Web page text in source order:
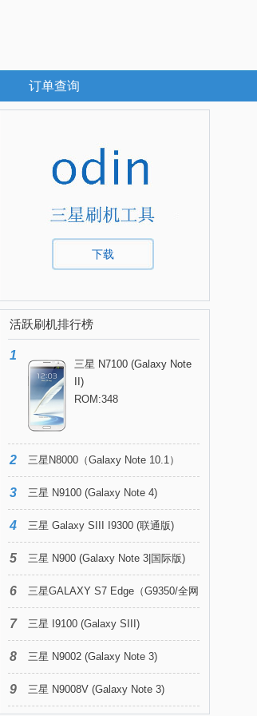
订单查询
下载
活跃刷机排行榜
1
三星 N7100 (Galaxy Note
II)
ROM:348
2 三星N8000（Galaxy Note 10.1）
3 三星 N9100 (Galaxy Note 4)
4 三星 Galaxy SIII I9300 (联通版)
5 三星 N900 (Galaxy Note 3|国际版)
6 三星GALAXY S7 Edge（G9350/全网
通）
7 三星 I9100 (Galaxy SIII)
8 三星 N9002 (Galaxy Note 3)
9 三星 N9008V (Galaxy Note 3)